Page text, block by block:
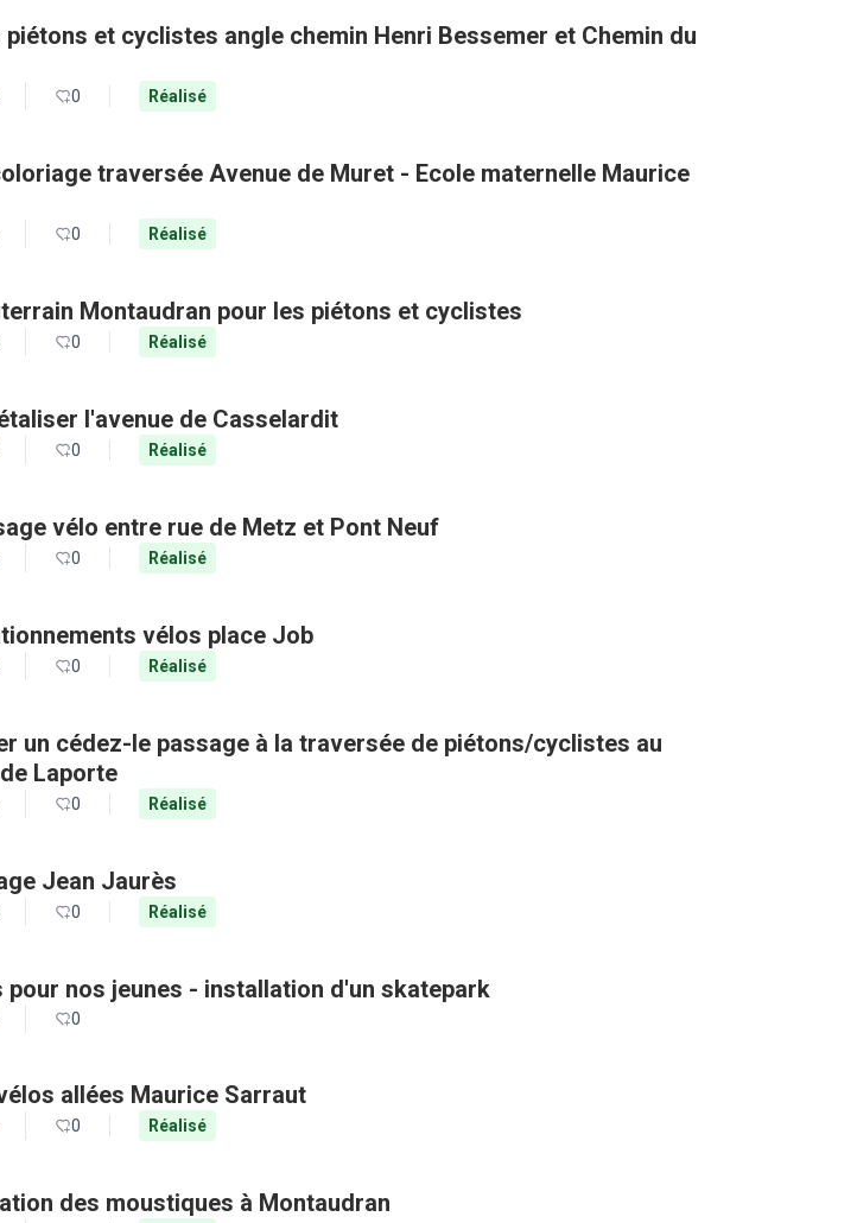
et cyclistes angle chemin Henri Bessemer et Chemin du
0 Réalisé
traversée Avenue de Muret - Ecole maternelle Maurice
0 Réalisé
Montaudran pour les piétons et cyclistes
0 Réalisé
l'avenue de Casselardit
0 Réalisé
vélo entre rue de Metz et Pont Neuf
0 Réalisé
vélos place Job
0 Réalisé
un cédez-le passage à la traversée de piétons/cyclistes au
Laporte
0 Réalisé
Jean Jaurès
0 Réalisé
pour nos jeunes - installation d'un skatepark
0
allées Maurice Sarraut
0 Réalisé
des moustiques à Montaudran